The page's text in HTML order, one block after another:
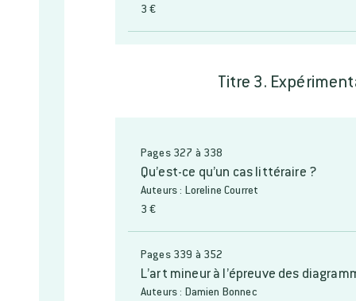
3 €
Titre 3.
Pages 327 à 338
Qu’est-ce qu’un cas littéraire ?
Auteurs : Loreline Courret
3 €
Pages 339 à 352
L’art mineur à l’épreuve des
Auteurs : Damien Bonnec